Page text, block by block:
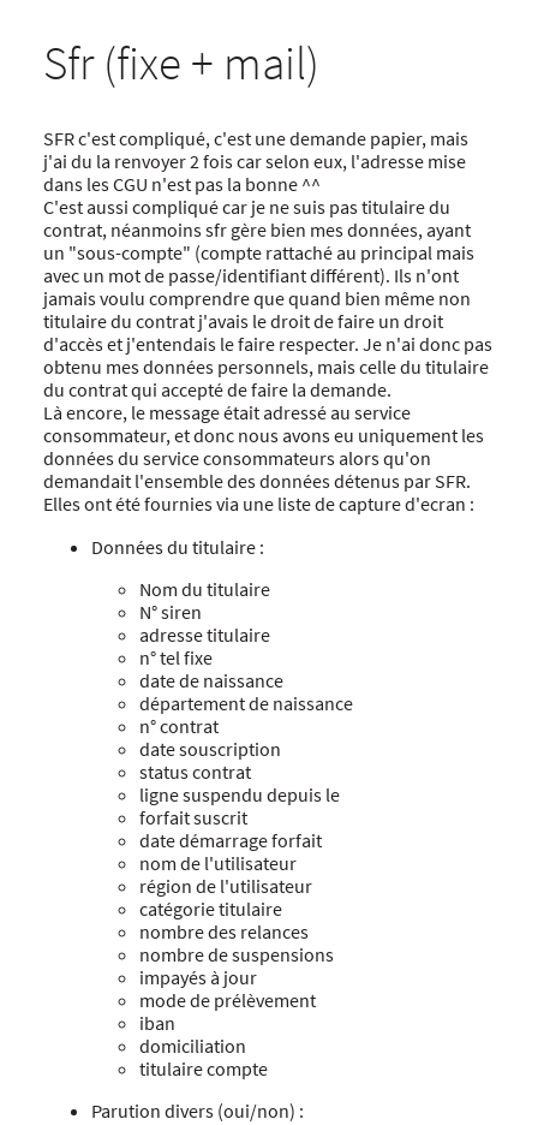
Sfr (fixe + mail)
SFR c'est compliqué, c'est une demande papier, mais
j'ai du la renvoyer 2 fois car selon eux, l'adresse mise
dans les CGU n'est pas la bonne ^^
C'est aussi compliqué car je ne suis pas titulaire du
contrat, néanmoins sfr gère bien mes données, ayant
un "sous-compte" (compte rattaché au principal mais
avec un mot de passe/identifiant différent). Ils n'ont
jamais voulu comprendre que quand bien même non
titulaire du contrat j'avais le droit de faire un droit
d'accès et j'entendais le faire respecter. Je n'ai donc pas
obtenu mes données personnels, mais celle du titulaire
du contrat qui accepté de faire la demande.
Là encore, le message était adressé au service
consommateur, et donc nous avons eu uniquement les
données du service consommateurs alors qu'on
demandait l'ensemble des données détenus par SFR.
Elles ont été fournies via une liste de capture d'ecran :
Données du titulaire :
Nom du titulaire
N° siren
adresse titulaire
n° tel fixe
date de naissance
département de naissance
n° contrat
date souscription
status contrat
ligne suspendu depuis le
forfait suscrit
date démarrage forfait
nom de l'utilisateur
région de l'utilisateur
catégorie titulaire
nombre des relances
nombre de suspensions
impayés à jour
mode de prélèvement
iban
domiciliation
titulaire compte
Parution divers (oui/non) :